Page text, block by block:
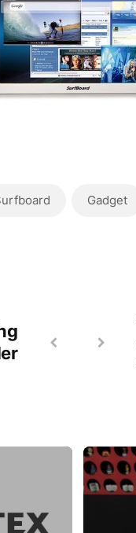
Gadget